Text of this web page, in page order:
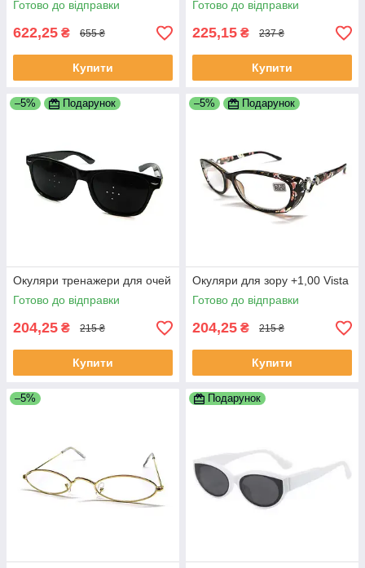
Готово до відправки
622,25 ₴ 655 ₴
Купити
Готово до відправки
225,15 ₴ 237 ₴
Купити
–5% Подарунок
Окуляри тренажери для очей
Готово до відправки
204,25 ₴ 215 ₴
Купити
–5% Подарунок
Окуляри для зору +1,00 Vista
Готово до відправки
204,25 ₴ 215 ₴
Купити
–5% Подарунок